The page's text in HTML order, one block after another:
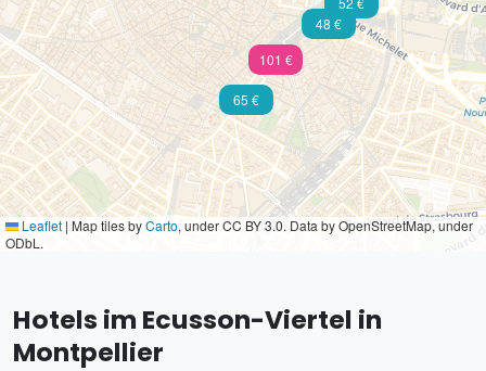
101 €
48 €
65 €
Leaflet | Map tiles byCarto, under CC BY 3.0. Data by OpenStreetMap, under
ODbL.
Hotels im Ecusson-Viertel in
Montpellier